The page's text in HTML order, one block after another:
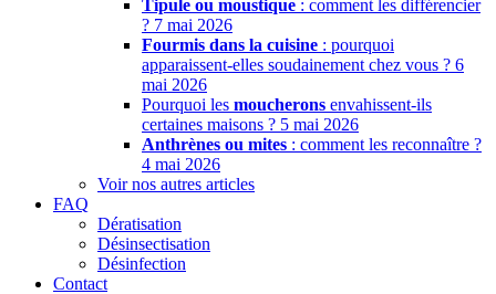
Tipule ou moustique : comment les différencier
? 7 mai 2026
Fourmis dans la cuisine : pourquoi
apparaissent-elles soudainement chez vous ? 6
mai 2026
Pourquoi les moucherons envahissent-ils
certaines maisons ? 5 mai 2026
Anthrènes ou mites : comment les reconnaître ?
4 mai 2026
Voir nos autres articles
FAQ
Dératisation
Désinsectisation
Désinfection
Contact